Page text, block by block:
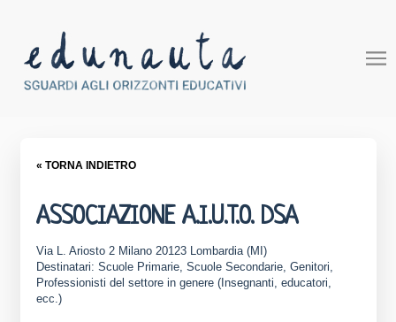
« TORNA INDIETRO
ASSOCIAZIONE A.I.U.T.O. DSA
Via L. Ariosto 2 Milano 20123 Lombardia (MI)
Destinatari: Scuole Primarie, Scuole Secondarie, Genitori,
Professionisti del settore in genere (Insegnanti, educatori,
ecc.)